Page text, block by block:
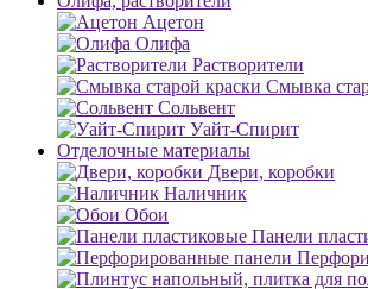
Ацетон
Олифа
Растворители
Смывка
Сольвент
Уайт-Спирит
Отделочные материалы
Двери, коробки
Наличник
Обои
Панели